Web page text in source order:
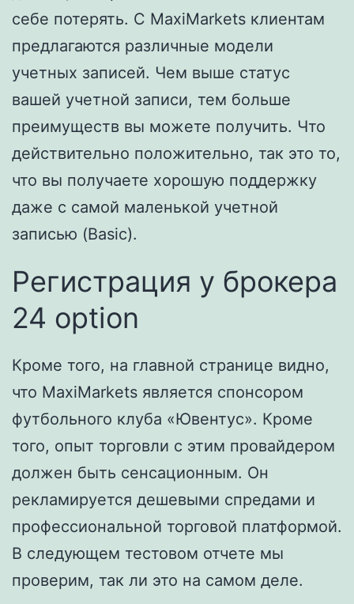
себе потерять. С MaxiMarkets клиентам
предлагаются различные модели
учетных записей. Чем выше статус
вашей учетной записи, тем больше
преимуществ вы можете получить. Что
действительно положительно, так это то,
что вы получаете хорошую поддержку
даже с самой маленькой учетной
записью (Basic).
Регистрация у брокера
24 option
Кроме того, на главной странице видно,
что MaxiMarkets является спонсором
футбольного клуба «Ювентус». Кроме
того, опыт торговли с этим провайдером
должен быть сенсационным. Он
рекламируется дешевыми спредами и
профессиональной торговой платформой.
В следующем тестовом отчете мы
проверим, так ли это на самом деле.